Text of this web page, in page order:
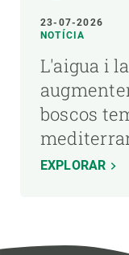
23-07-2026
NOTÍCIA
L'aigua i
boscos
EXPLORAR